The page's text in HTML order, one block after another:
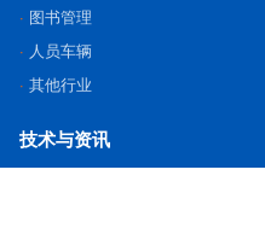
图书管理
人员车辆
其他行业
技术与资讯